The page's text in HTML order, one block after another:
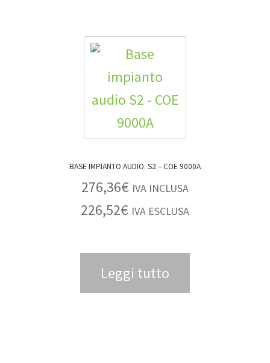
BASE IMPIANTO AUDIO. S2 – COE 9000A
276,36€ IVA INCLUSA
226,52€ IVA ESCLUSA
Leggi tutto